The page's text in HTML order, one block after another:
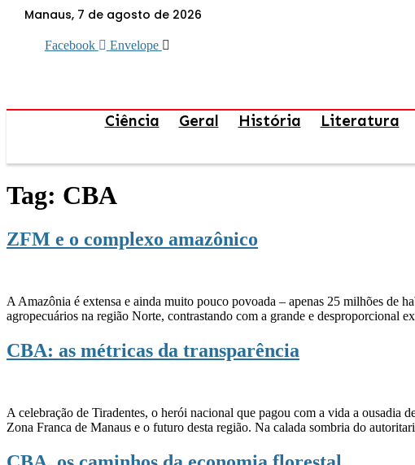
Manaus, 7 de agosto de 2026
Facebook Envelope
Ciência Geral História Literatura
Tag: CBA
ZFM e o complexo amazônico
A Amazônia é extensa e ainda muito pouco povoada – apenas 25 milhões de
agropecuários na região Norte, contrastando com a grande e desproporcional
CBA: as métricas da transparência
A celebração de Tiradentes, o herói nacional que pagou com a vida a ousadia
Zona Franca de Manaus e o futuro desta região. Na calada sombria do